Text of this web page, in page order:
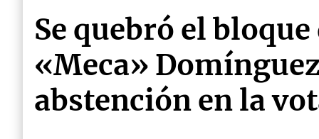
Se quebró el
«Meca»
abstención en la